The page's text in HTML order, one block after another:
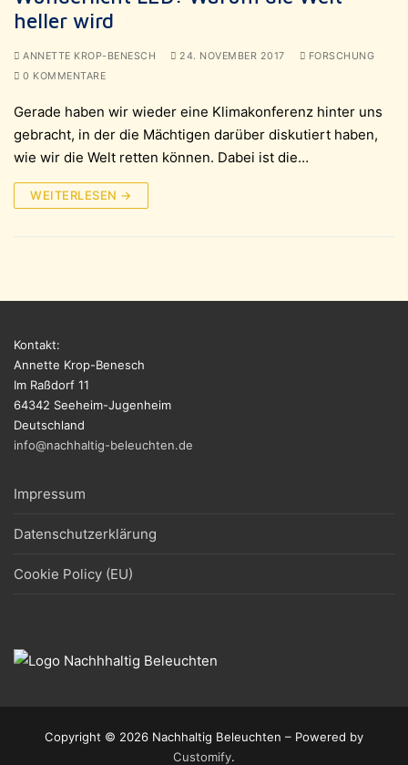
heller wird
ANNETTE KROP-BENESCH 24. NOVEMBER 2017
FORSCHUNG
0 KOMMENTARE
Gerade haben wir wieder eine Klimakonferenz hinter uns
gebracht, in der die Mächtigen darüber diskutiert haben,
wie wir die Welt retten können. Dabei ist die…
WEITERLESEN →
Kontakt:
Annette Krop-Benesch
Im Raßdorf 11
64342 Seeheim-Jugenheim
Deutschland
info@nachhaltig-beleuchten.de
Impressum
Datenschutzerklärung
Cookie Policy (EU)
Copyright © 2026 Nachhaltig Beleuchten – Powered by
Customify.